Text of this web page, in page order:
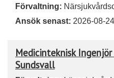
Förvaltning:
Ansök senast: 2026-08-24
Medicinteknisk
Sundsvall